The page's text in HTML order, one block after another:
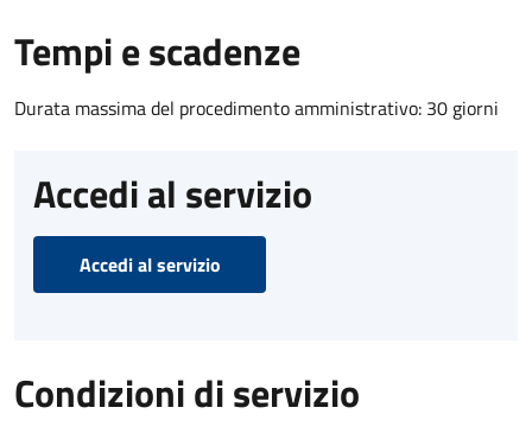
Tempi e scadenze
Durata massima del procedimento amministrativo: 30 giorni
Accedi al servizio
Accedi al servizio
Condizioni di servizio